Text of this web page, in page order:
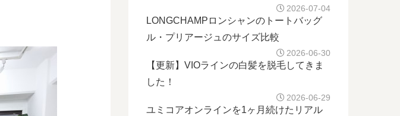
2026-07-04
LONGCHAMPロンシャンのトートバッグ
ル・プリアージュのサイズ比較
2026-06-30
【更新】VIOラインの白髪を脱毛してきま
した！
2026-06-29
ユミコアオンラインを1ヶ月続けたリアル